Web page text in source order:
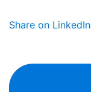
Share on LinkedIn